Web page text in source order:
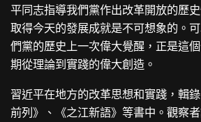
平同志指導我們黨作出改革開放的歷
取得今天的發展成就是不可想象的。
們黨的歷史上一次偉大覺醒，正是這
期從理論到實踐的偉大創造。
習近平在地方的改革思想和實踐，輯
前列》、《之江新語》等書中。觀察